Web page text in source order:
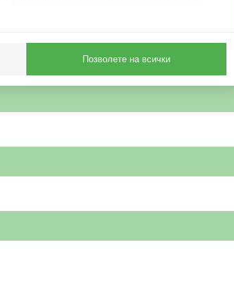
Позволете на всички